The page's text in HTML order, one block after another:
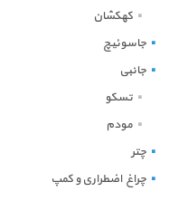
کهکشان
جاسوئیچ
جانبی
تسکو
مودم
چتر
چراغ اضطراری و کمپ